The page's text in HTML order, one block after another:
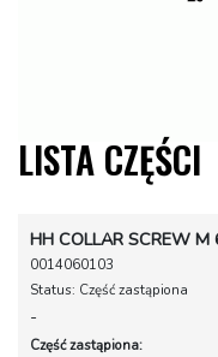
LISTA CZĘŚCI
HH COLLAR SCREW
0014060103
Status: Część zastąpiona
-
Część zastąpiona: